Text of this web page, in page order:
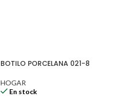
BOTILO PORCELANA 021-8
HOGAR
En stock